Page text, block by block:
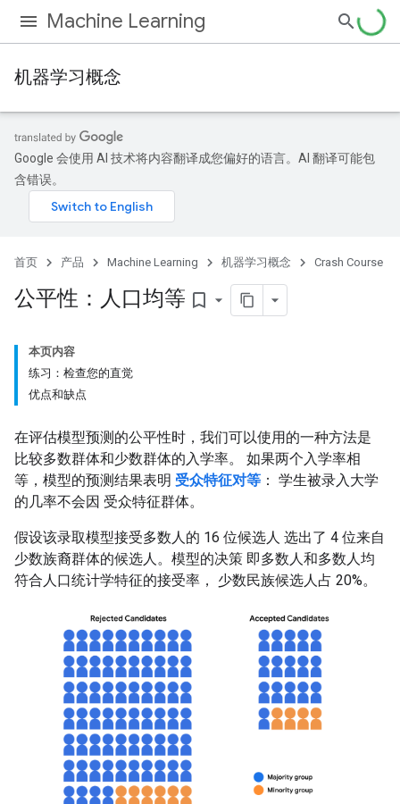
Machine Learning
机器学习概念
Google 会使用 AI 技术将内容翻译成您偏好的语言。AI 翻译可能包
含错误。
首页 产品 Machine Learning 机器学习概念 Crash Course
公平性：人口均等 bookmark_border
本页内容
练习：检查您的直觉
优点和缺点
在评估模型预测的公平性时，我们可以使用的一种方法是
比较多数群体和少数群体的入学率。 如果两个入学率相
等，模型的预测结果表明 受众特征对等 ： 学生被录入大学
的几率不会因 受众特征群体。
假设该录取模型接受多数人的 16 位候选人 选出了 4 位来自
少数族裔群体的候选人。模型的决策 即多数人和多数人均
符合人口统计学特征的接受率， 少数民族候选人占 20%。